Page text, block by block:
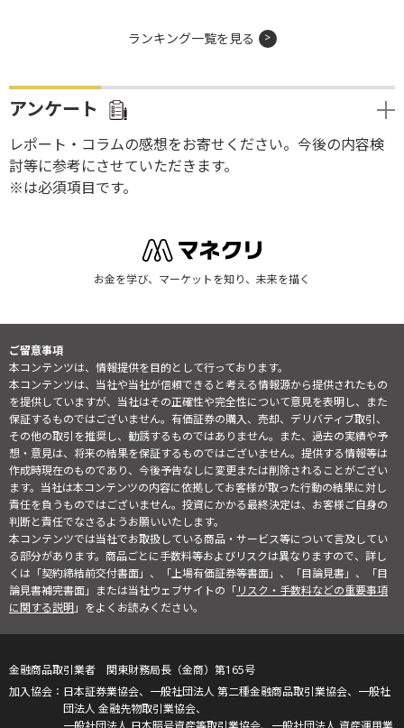
ランキング一覧を見る
アンケート
レポート・コラムの感想をお寄せください。今後の内容検
討等に参考にさせていただきます。
※は必須項目です。
お金を学び、マーケットを知り、未来を描く
ご留意事項
本コンテンツは、情報提供を目的として行っております。
本コンテンツは、当社や当社が信頼できると考える情報源から提供されたもの
を提供していますが、当社はその正確性や完全性について意見を表明し、また
保証するものではございません。有価証券の購入、売却、デリバティブ取引、
その他の取引を推奨し、勧誘するものではありません。また、過去の実績や予
想・意見は、将来の結果を保証するものではございません。提供する情報等は
作成時現在のものであり、今後予告なしに変更または削除されることがござい
ます。当社は本コンテンツの内容に依拠してお客様が取った行動の結果に対し
責任を負うものではございません。投資にかかる最終決定は、お客様ご自身の
判断と責任でなさるようお願いいたします。
本コンテンツでは当社でお取扱している商品・サービス等について言及してい
る部分があります。商品ごとに手数料等およびリスクは異なりますので、詳し
くは「契約締結前交付書面」、「上場有価証券等書面」、「目論見書」、「目
論見書補完書面」または当社ウェブサイトの「リスク・手数料などの重要事項
に関する説明」をよくお読みください。
金融商品取引業者 関東財務局長（金商）第165号
日本証券業協会、一般社団法人 第二種金融商品取引業協会、一般社
団法人 金融先物取引業協会、